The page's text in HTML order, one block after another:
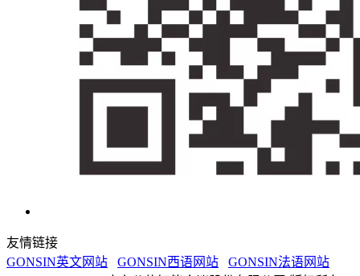
友情链接
GONSIN英文网站
GONSIN西语网站
GONSIN法语网站